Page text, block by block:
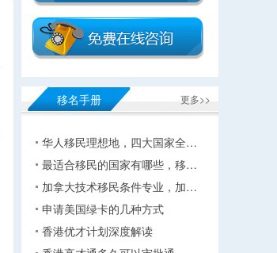
更多>>
移名手册
华人移民理想地，四大国家全…
最适合移民的国家有哪些，移…
加拿大技术移民条件专业，加…
申请美国绿卡的几种方式
香港优才计划深度解读